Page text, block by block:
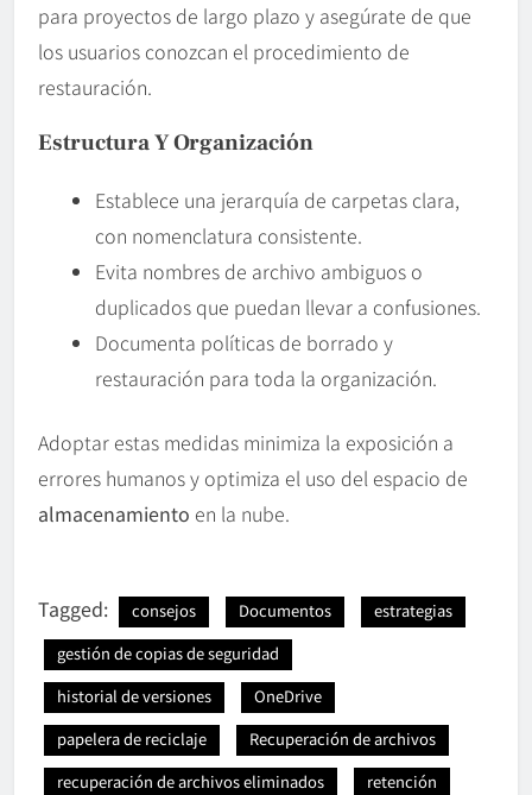
para proyectos de largo plazo y asegúrate de que
los usuarios conozcan el procedimiento de
restauración.
Estructura Y Organización
Establece una jerarquía de carpetas clara,
con nomenclatura consistente.
Evita nombres de archivo ambiguos o
duplicados que puedan llevar a confusiones.
Documenta políticas de borrado y
restauración para toda la organización.
Adoptar estas medidas minimiza la exposición a
errores humanos y optimiza el uso del espacio de
almacenamiento en la nube.
Tagged: consejos Documentos
estrategias
gestión de copias de seguridad
historial de versiones
OneDrive
papelera de reciclaje
Recuperación de archivos
recuperación de archivos eliminados
retención